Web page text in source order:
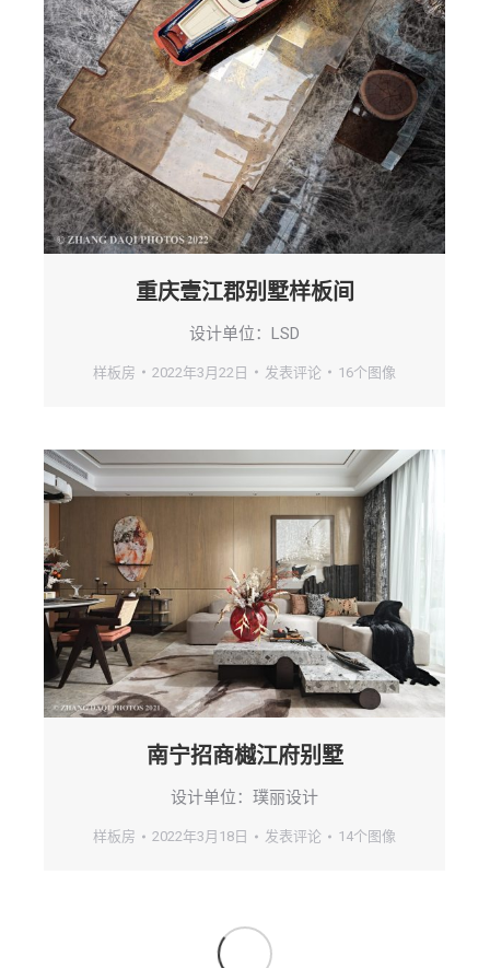
重庆壹江郡别墅样板间
设计单位：LSD
样板房 2022年3月22日 发表评论 16个图像
南宁招商樾江府别墅
设计单位：璞丽设计
样板房 2022年3月18日 发表评论 14个图像